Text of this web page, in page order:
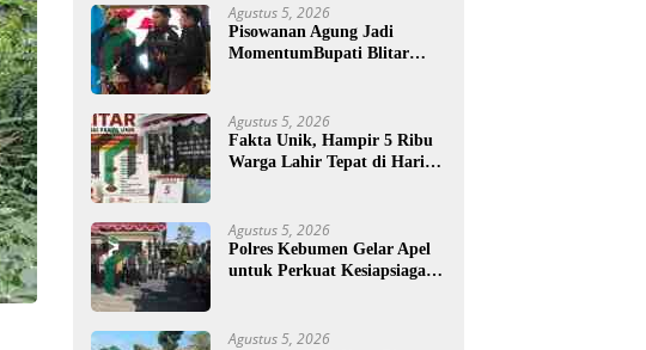
Agustus 5, 2026
Pisowanan Agung Jadi
MomentumBupati Blitar
Kesejahteraan Warga
Agustus 5, 2026
Fakta Unik, Hampir 5 Ribu
Warga Lahir Tepat di Hari
Agustus 5, 2026
Polres Kebumen Gelar Apel
untuk Perkuat Kesiapsiagaan
Agustus 5, 2026